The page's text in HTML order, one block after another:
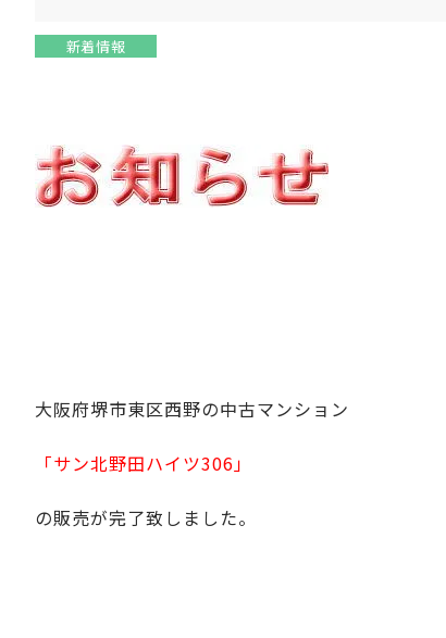
新着情報
大阪府堺市東区西野の中古マンション
「サン北野田ハイツ306」
の販売が完了致しました。